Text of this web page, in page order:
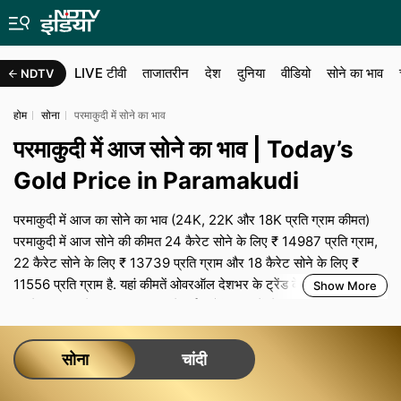
NDTV LIVE टीवी ताजातरीन देश दुनिया वीडियो सोने का भाव
होम सोना परमाकुदी में सोने का भाव
परमाकुदी में आज सोने का भाव | Today’s
Gold Price in Paramakudi
परमाकुदी में आज का सोने का भाव (24K, 22K और 18K प्रति ग्राम कीमत)
परमाकुदी में आज सोने की कीमत 24 कैरेट सोने के लिए ₹ 14987 प्रति ग्राम,
22 कैरेट सोने के लिए ₹ 13739 प्रति ग्राम और 18 कैरेट सोने के लिए ₹
11556 प्रति ग्राम है. यहां कीमतें ओवरऑल देशभर के ट्रेंड के अनुसार हैं, ज‍बकि
और बीमा लागत के साथ-साथ शहर-विशेष टैक्‍स से तय होता है. परमाकुदी में शादी
या त्योहारों के व्यस्त सीजन के दौरान, मजबूत मांग और सीमित सप्लाई कीमतों और
मेकिंग चार्ज को ऊंचा बनाए रख सकती है, जबकि आम दिनों में मोलभाव की थोड़ी
Show More
सोना चांदी